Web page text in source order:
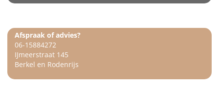
Afspraak of advies?
06-15884272
IJmeerstraat 145
Berkel en Rodenrijs